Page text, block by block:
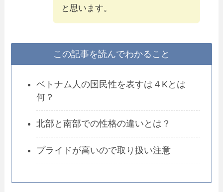
と思います。
この記事を読んでわかること
ベトナム人の国民性を表すは４Kとは
何？
北部と南部での性格の違いとは？
プライドが高いので取り扱い注意